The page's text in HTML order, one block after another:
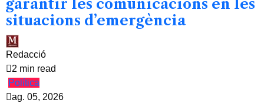
garantir les comunicacions en les
situacions d’emergència
Redacció
2 min read
Política
ag. 05, 2026